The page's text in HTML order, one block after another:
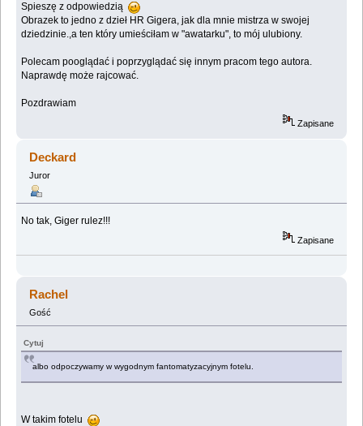
Spieszę z odpowiedzią
Obrazek to jedno z dzieł HR Gigera, jak dla mnie mistrza w swojej
dziedzinie.,a ten który umieściłam w "awatarku", to mój ulubiony.
Polecam pooglądać i poprzyglądać się innym pracom tego autora.
Naprawdę może rajcować.
Pozdrawiam
Zapisane
Deckard
Juror
No tak, Giger rulez!!!
Zapisane
Rachel
Gość
Cytuj
albo odpoczywamy w wygodnym fantomatyzacyjnym fotelu.
W takim fotelu